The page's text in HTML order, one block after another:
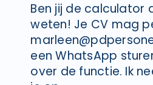
Ben jij de calculator
weten! Je CV mag
een WhatsApp
over de functie. Ik